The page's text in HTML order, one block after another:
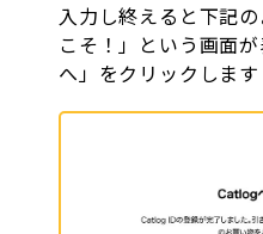
入力し終えると下記
こそ！」という画面
へ」をクリックします